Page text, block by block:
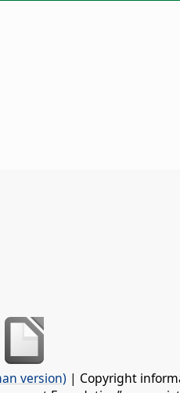
version) | Copyright